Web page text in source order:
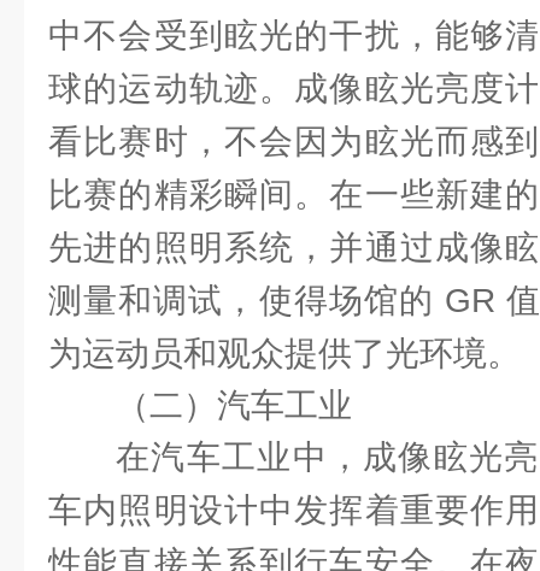
中不会受到眩光的干扰，能够
球的运动轨迹。成像眩光亮度
看比赛时，不会因为眩光而感
比赛的精彩瞬间。在一些新建
先进的照明系统，并通过成像
测量和调试，使得场馆的 GR
为运动员和观众提供了光环境。
（二）汽车工业
在汽车工业中，成像眩光
车内照明设计中发挥着重要作
性能直接关系到行车安全。在